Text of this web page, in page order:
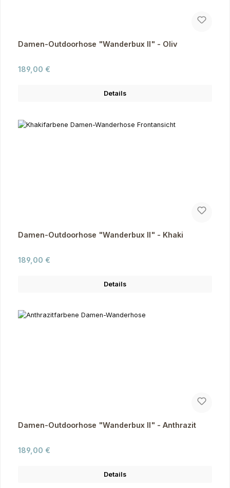
Damen-Outdoorhose "Wanderbux II" - Oliv
Regulärer Preis:
189,00 €
Details
Damen-Outdoorhose "Wanderbux II" - Khaki
Regulärer Preis:
189,00 €
Details
Damen-Outdoorhose "Wanderbux II" - Anthrazit
Regulärer Preis:
189,00 €
Details